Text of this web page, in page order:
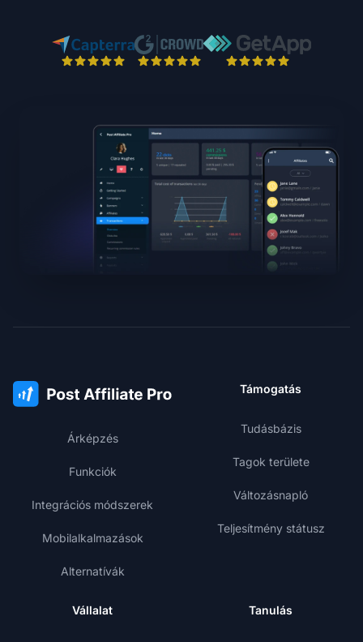
Árképzés
Funkciók
Integrációs módszerek
Mobilalkalmazások
Alternatívák
Támogatás
Tudásbázis
Tagok területe
Változásnapló
Teljesítmény státusz
Vállalat Tanulás